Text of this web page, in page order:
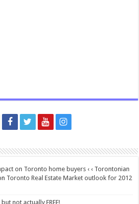
on Toronto home buyers ‹ ‹ Torontonian
Toronto Real Estate Market outlook for 2012
but not actually FREE!